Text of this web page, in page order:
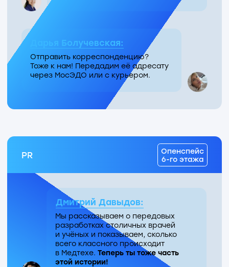
Единое информационное поле
для объявления корпоративных,
организационных и других изменений,
необходимых для учёта в работе
Перейти к задачкам
на будущее отрасли
Medtech.moscow
Каналы Медтеха о событиях
Технопарка, проектах резидентов
и разработках московских врачей-